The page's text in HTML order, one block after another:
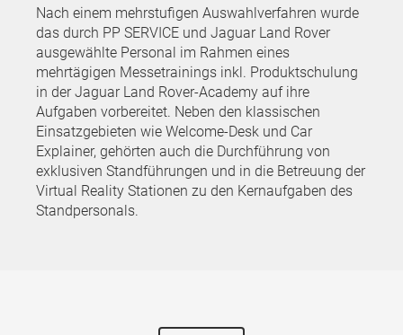
Nach einem mehrstufigen Auswahlverfahren wurde
das durch PP SERVICE und Jaguar Land Rover
ausgewählte Personal im Rahmen eines
mehrtägigen Messetrainings inkl. Produktschulung
in der Jaguar Land Rover-Academy auf ihre
Aufgaben vorbereitet. Neben den klassischen
Einsatzgebieten wie Welcome-Desk und Car
Explainer, gehörten auch die Durchführung von
exklusiven Standführungen und in die Betreuung der
Virtual Reality Stationen zu den Kernaufgaben des
Standpersonals.